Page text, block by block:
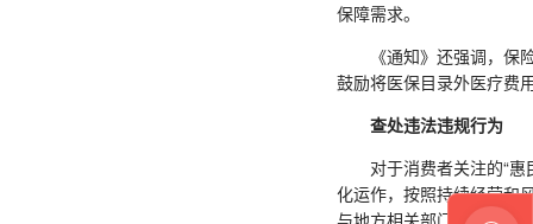
保障需求。
《通知》还强调，保险
鼓励将医保目录外医疗费
查处违法违规行为
对于消费者关注的“惠
化运作，按照持续经营和
与地方相关部门的沟通协